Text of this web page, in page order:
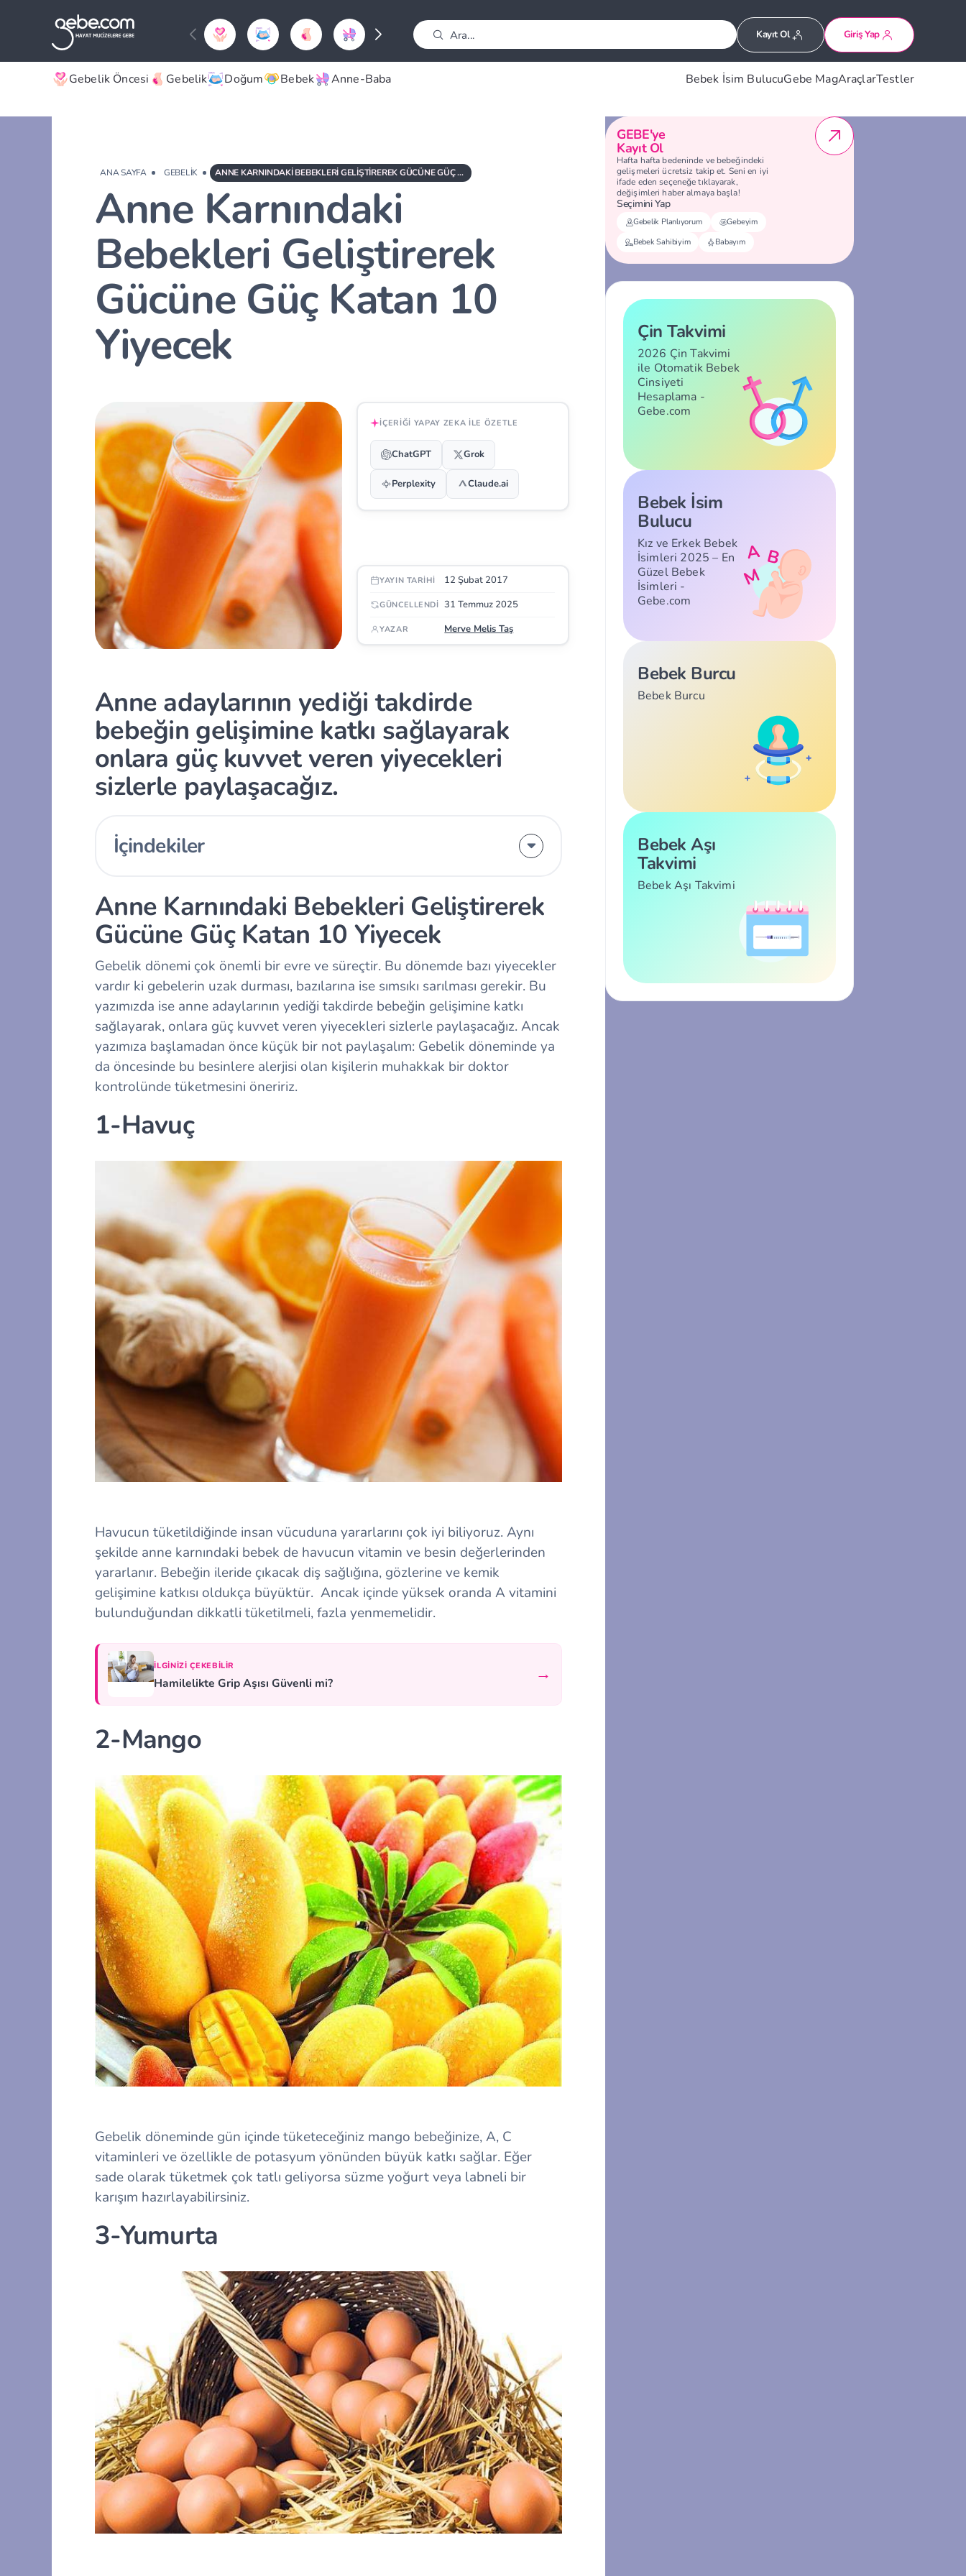
Kayıt Ol Giriş Yap
Gebelik Öncesi Gebelik Doğum Bebek Anne-Baba Bebek İsim BulucuGebe MagAraçlarTestler
ANA SAYFA GEBELIK ANNE KARNINDAKI BEBEKLERI GELIŞTIREREK GÜCÜNE GÜÇ KATAN 10 YIYECEK
Anne Karnındaki
Bebekleri Geliştirerek
Gücüne Güç Katan 10
Yiyecek
İÇERIĞI YAPAY ZEKA ILE ÖZETLE
ChatGPT Grok
Perplexity Claude.ai
YAYIN TARIHI 12 Şubat 2017
GÜNCELLENDI 31 Temmuz 2025
YAZAR Merve Melis Taş
Anne adaylarının yediği takdirde
bebeğin gelişimine katkı sağlayarak
onlara güç kuvvet veren yiyecekleri
sizlerle paylaşacağız.
İçindekiler
Anne Karnındaki Bebekleri Geliştirerek
Gücüne Güç Katan 10 Yiyecek
Gebelik dönemi çok önemli bir evre ve süreçtir. Bu dönemde bazı yiyecekler
vardır ki gebelerin uzak durması, bazılarına ise sımsıkı sarılması gerekir. Bu
yazımızda ise anne adaylarının yediği takdirde bebeğin gelişimine katkı
sağlayarak, onlara güç kuvvet veren yiyecekleri sizlerle paylaşacağız. Ancak
yazımıza başlamadan önce küçük bir not paylaşalım: Gebelik döneminde ya
da öncesinde bu besinlere alerjisi olan kişilerin muhakkak bir doktor
kontrolünde tüketmesini öneririz.
1-Havuç
Havucun tüketildiğinde insan vücuduna yararlarını çok iyi biliyoruz. Aynı
şekilde anne karnındaki bebek de havucun vitamin ve besin değerlerinden
yararlanır. Bebeğin ileride çıkacak diş sağlığına, gözlerine ve kemik
gelişimine katkısı oldukça büyüktür. Ancak içinde yüksek oranda A vitamini
bulunduğundan dikkatli tüketilmeli, fazla yenmemelidir.
İLGINIZI ÇEKEBILIR
Hamilelikte Grip Aşısı Güvenli mi? →
2-Mango
Gebelik döneminde gün içinde tüketeceğiniz mango bebeğinize, A, C
vitaminleri ve özellikle de potasyum yönünden büyük katkı sağlar. Eğer
sade olarak tüketmek çok tatlı geliyorsa süzme yoğurt veya labneli bir
karışım hazırlayabilirsiniz.
3-Yumurta
GEBE'ye
Kayıt Ol
Hafta hafta bedeninde ve bebeğindeki
gelişmeleri ücretsiz takip et. Seni en iyi
ifade eden seçeneğe tıklayarak,
değişimleri haber almaya başla!
Seçimini Yap
Gebelik Planlıyorum
Gebeyim
Bebek Sahibiyim
Babayım
Çin Takvimi
2026 Çin Takvimi
ile Otomatik Bebek
Cinsiyeti
Hesaplama -
Gebe.com
Bebek İsim
Bulucu
Kız ve Erkek Bebek
İsimleri 2025 – En
Güzel Bebek
İsimleri -
Gebe.com
Bebek Burcu
Bebek Burcu
Bebek Aşı
Takvimi
Bebek Aşı Takvimi